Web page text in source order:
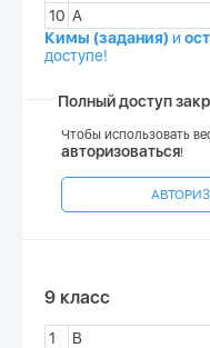
10 А
Кимы (задания) и
доступе!
Полный доступ
Чтобы использовать
авторизоваться!
9 класс
1
В